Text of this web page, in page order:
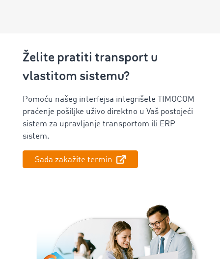
Želite pratiti transport u
vlastitom sistemu?
Pomoću našeg ‌interfejsa integrišete TIMOCOM
praćenje pošiljke uživo direktno u Vaš postojeći
sistem za upravljanje transportom ili ERP
sistem.
Sada zakažite termin